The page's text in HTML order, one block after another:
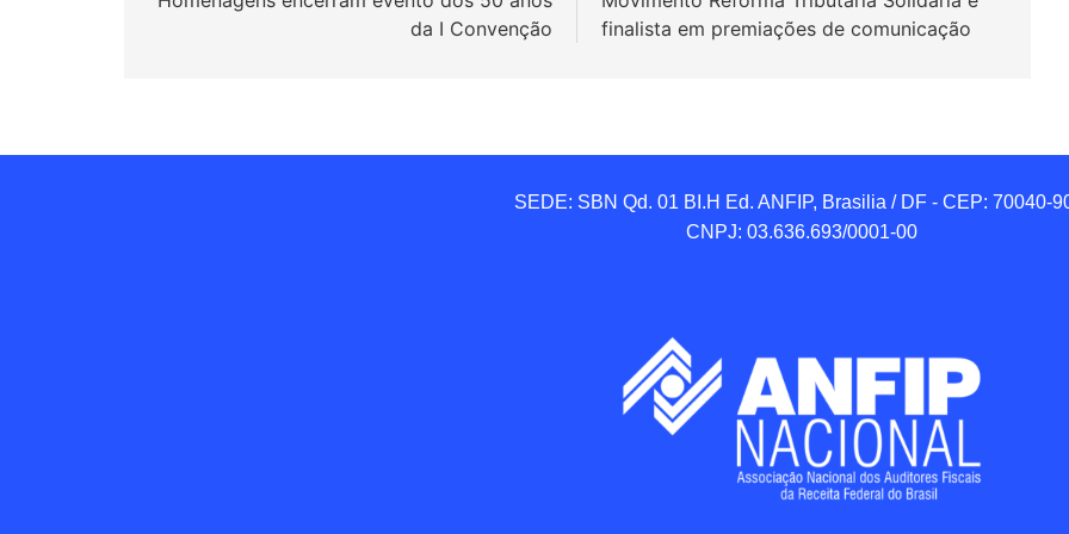
da I Convenção
finalista em premiações de comunicação
SEDE: SBN Qd. 01 BI.H Ed. ANFIP, Brasilia / DF - CEP: 70040-
CNPJ: 03.636.693/0001-00